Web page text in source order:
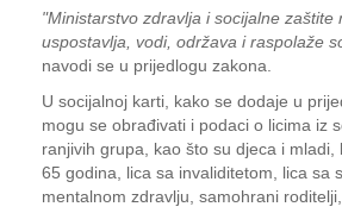
"Ministarstvo zdravlja i socijalne zaštite
uspostavlja, vodi, održava i raspolaže
navodi se u prijedlogu zakona.
U socijalnoj karti, kako se dodaje u
mogu se obrađivati i podaci o licima iz
ranjivih grupa, kao što su djeca i mladi,
65 godina, lica sa invaliditetom, lica sa
mentalnom zdravlju, samohrani